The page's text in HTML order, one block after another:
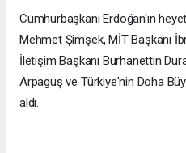
Cumhurbaşkanı Erdoğan'ın
Mehmet Şimşek, MİT Başkanı
İletişim Başkanı Burhanettin
Arpaguş ve Türkiye'nin Doha
aldı.